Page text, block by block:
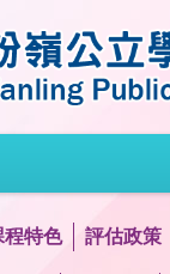
程特色 評估政策